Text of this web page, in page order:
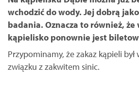
wchodzić do wody. Jej dobrą
badania. Oznacza to również, że
kąpielisko ponownie jest
Przypominamy, że zakaz kąpieli
związku z zakwitem sinic.